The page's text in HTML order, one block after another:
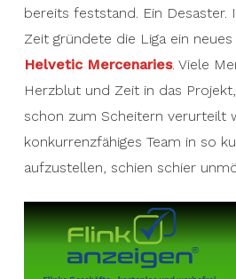
bereits feststand. Ein Desaster.
Zeit gründete die Liga ein neues
Helvetic Mercenaries. Viele
Herzblut und Zeit in das
schon zum Scheitern verurteilt
konkurrenzfähiges Team in so
aufzustellen, schien schier